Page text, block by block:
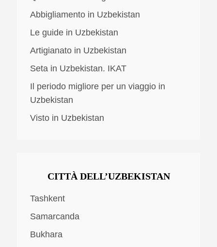
Abbigliamento in Uzbekistan
Le guide in Uzbekistan
Artigianato in Uzbekistan
Seta in Uzbekistan. IKAT
Il periodo migliore per un viaggio in
Uzbekistan
Visto in Uzbekistan
CITTÀ DELL’UZBEKISTAN
Tashkent
Samarcanda
Bukhara